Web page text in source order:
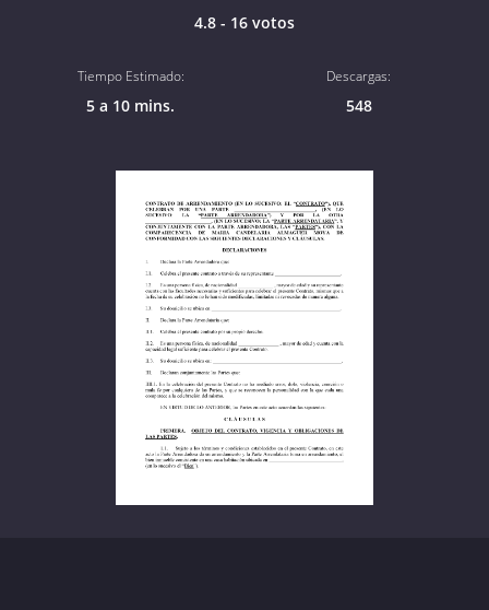
4.8 - 16 votos
Tiempo Estimado:
5 a 10 mins.
Descargas:
548